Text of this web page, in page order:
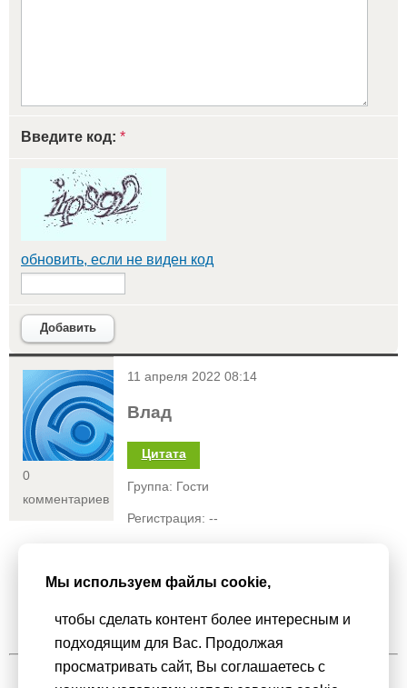
Введите код: *
обновить, если не виден код
Добавить
<
0
комментариев
11 апреля 2022 08:14
Влад
Цитата
Группа: Гости
Регистрация: --
Привет
Мы используем файлы cookie,
чтобы сделать контент более интересным и
подходящим для Вас. Продолжая
просматривать сайт, Вы соглашаетесь с